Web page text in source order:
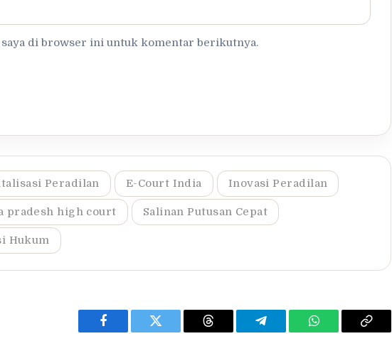
saya di browser ini untuk komentar berikutnya.
Peradilan E-Court India Inovasi Peradilan
pradesh high court Salinan Putusan Cepat
Hukum
Facebook Twitter Threads Telegram WhatsAppCopy